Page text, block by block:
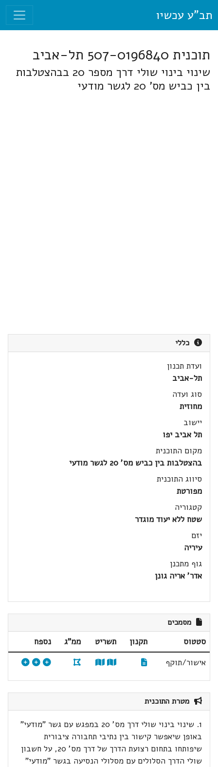
תב"ע עכשיו
תוכנית 507-0196840 תל-אביב
שינוי בינוי שולי דרך מספר 20 בבהצטלבות
בין כביש מס' 20 לגשר מודעי
כללי
ועדת תכנון
תל-אביב
סוג ועדה
מחוזית
יישוב
תל אביב יפו
מקום התוכנית
בהצטלבות בין כביש מס' 20 לגשר מודעי
סיווג התוכנית
מפורטת
קטגוריה
שטח ללא יעוד מוגדר
יזם
עיריה
גוף מתכנן
אדר' אריה גונן
מסמכים
סטטוס תקנון תשריט ממ"ג
נספח
אישור/תוקף
מטרת התוכנית
1. שינוי בינוי שולי דרך מס' 20 במפגש עם גשר "מודעי"
באופן שיאפשר קישור בין נתיבי תחבורה ציבורית
שיפותחו בתחום רצועת הדרך של דרך מס' 20, על חשבון
שולי הדרך הסלולים עם מסלולי הנסיעה בגשר "מודעי"